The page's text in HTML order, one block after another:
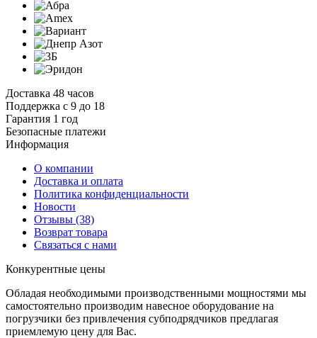
Доставка 48 часов
Поддержка с 9 до 18
Гарантия 1 год
Безопасные платежи
Информация
О компании
Доставка и оплата
Политика конфиденциальности
Новости
Отзывы (38)
Возврат товара
Связаться с нами
Конкурентные цены
Обладая необходимыми производственными мощностями мы
самостоятельно производим навесное оборудование на
погрузчики без привлечения субподрядчиков предлагая
приемлемую цену для Вас.